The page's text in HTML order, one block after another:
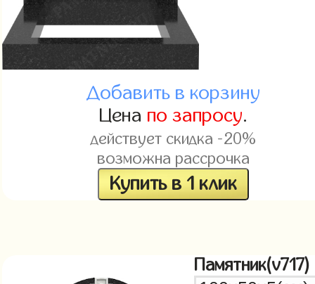
Добавить в корзину
Цена по запросу.
действует скидка -20%
возможна рассрочка
Купить в 1 клик
Памятник(v717)